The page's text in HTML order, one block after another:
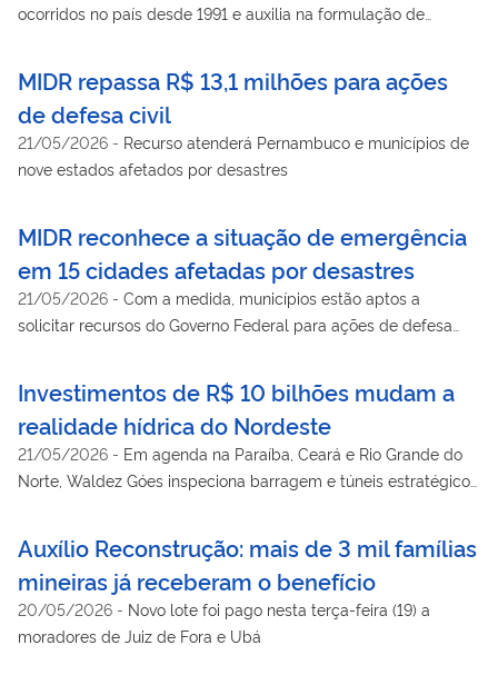
ocorridos no país desde 1991 e auxilia na formulação de
MIDR repassa R$ 13,1 milhões para ações
de defesa civil
21/05/2026 - Recurso atenderá Pernambuco e municípios de
nove estados afetados por desastres
MIDR reconhece a situação de emergência
em 15 cidades afetadas por desastres
21/05/2026 - Com a medida, municípios estão aptos a
solicitar recursos do Governo Federal para ações de defesa
Investimentos de R$ 10 bilhões mudam a
realidade hídrica do Nordeste
21/05/2026 - Em agenda na Paraíba, Ceará e Rio Grande do
Norte, Waldez Góes inspeciona barragem e túneis estratégicos
Auxílio Reconstrução: mais de 3 mil famílias
mineiras já receberam o benefício
20/05/2026 - Novo lote foi pago nesta terça-feira (19) a
moradores de Juiz de Fora e Ubá